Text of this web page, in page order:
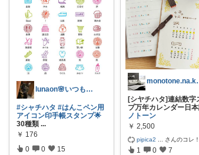
lunaon🌸いつもありがとう💓
#シャチハタ #はんこペン用
アイコン印手帳スタンプ🌟
30種類 ...
￥ 176
0 0 15
[シヤチハタ]連結数字
プ万年カレンダー日
ノトーン
￥ 2,500
pipica2 さんのコレ！
1 0 7